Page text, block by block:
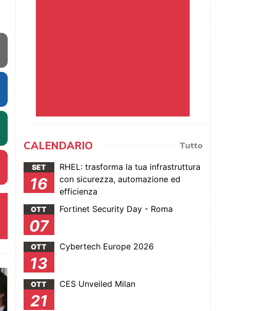
CALENDARIO Tutto
SET
16
RHEL: trasforma la tua infrastruttura
con sicurezza, automazione ed
efficienza
OTT
07
Fortinet Security Day - Roma
OTT
13
Cybertech Europe 2026
OTT
21
CES Unveiled Milan